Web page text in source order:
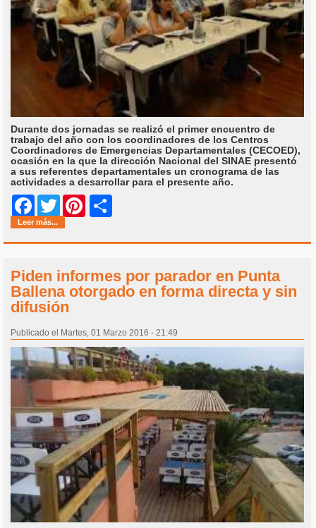
Durante dos jornadas se realizó el primer encuentro de
trabajo del año con los coordinadores de los Centros
Coordinadores de Emergencias Departamentales (CECOED),
ocasión en la que la dirección Nacional del SINAE presentó
a sus referentes departamentales un cronograma de las
actividades a desarrollar para el presente año.
Facebook
Twitter Pinterest
Leer más...
Piden informes por parador en Punta
Ballena otorgado en forma directa y sin
difusión
Publicado el Martes, 01 Marzo 2016 - 21:49